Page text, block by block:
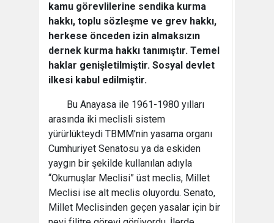
kamu görevlilerine sendika kurma
hakkı, toplu sözleşme ve grev hakkı,
herkese önceden izin almaksızın
dernek kurma hakkı tanımıştır. Temel
haklar genişletilmiştir. Sosyal devlet
ilkesi kabul edilmiştir.
Bu Anayasa ile 1961-1980 yılları
arasında iki meclisli sistem
yürürlükteydi TBMM'nin yasama organı
Cumhuriyet Senatosu ya da eskiden
yaygın bir şekilde kullanılan adıyla
“Okumuşlar Meclisi” üst meclis, Millet
Meclisi ise alt meclis oluyordu. Senato,
Millet Meclisinden geçen yasalar için bir